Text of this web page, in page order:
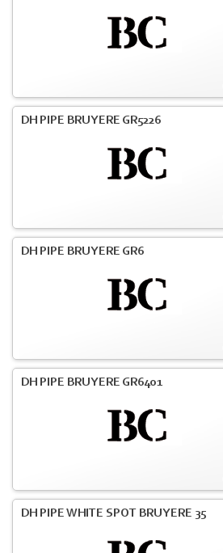
DH PIPE BRUYERE GR5226
DH PIPE BRUYERE GR6
DH PIPE BRUYERE GR6401
DH PIPE WHITE SPOT BRUYERE 35